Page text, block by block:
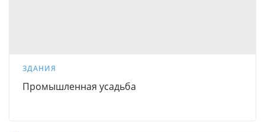
ЗДАНИЯ
Промышленная усадьба